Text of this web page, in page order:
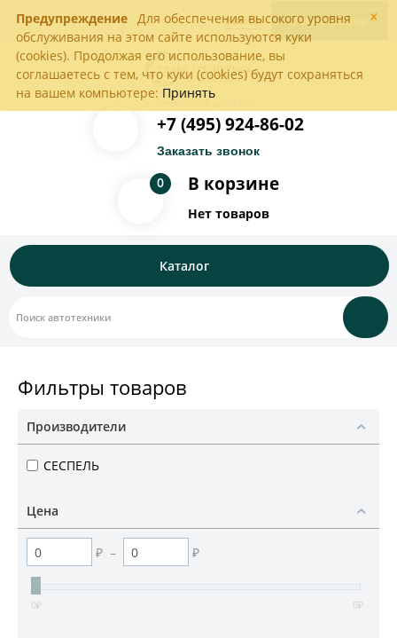
×
Предупреждение Для обеспечения высокого уровня
обслуживания на этом сайте используются куки
(cookies). Продолжая его использование, вы
соглашаетесь с тем, что куки (cookies) будут сохраняться
на вашем компьютере: Принять
Войти Регистрация
Пн-Пт с 9:00 до 18:00
+7 (495) 924-86-02
Заказать звонок
В корзине
0
Нет товаров
Каталог
Фильтры товаров
Производители
СЕСПЕЛЬ
Цена
₽ – ₽
0₽ 0₽